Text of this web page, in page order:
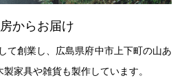
からお届け
て創業し、広島県府中市上下町の山あ
家具や雑貨も製作しています。